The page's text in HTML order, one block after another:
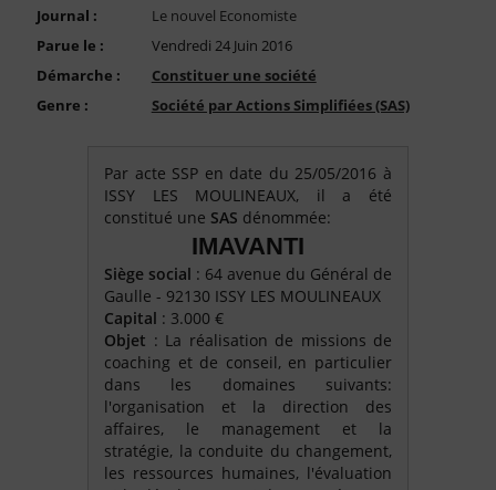
Journal :
Le nouvel Economiste
Parue le :
Vendredi 24 Juin 2016
Démarche :
Constituer une société
Genre :
Société par Actions Simplifiées (SAS)
Par acte SSP en date du 25/05/2016 à
ISSY LES MOULINEAUX, il a été
constitué une SAS dénommée:
IMAVANTI
Siège social : 64 avenue du Général de
Gaulle - 92130 ISSY LES MOULINEAUX
Capital : 3.000 €
Objet : La réalisation de missions de
coaching et de conseil, en particulier
dans les domaines suivants:
l'organisation et la direction des
affaires, le management et la
stratégie, la conduite du changement,
les ressources humaines, l'évaluation